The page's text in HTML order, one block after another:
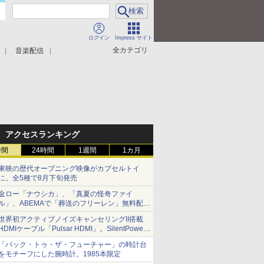
ログイン Impress サイト
全カテゴリ
音楽配信
アクセスランキング
24時間 1週間 1カ月
映の歴代オープニング映像がカプセルトイ
。全5種で8月下旬発売
ロー「ナウシカ」、「真夏の怪奇ファイ
」、ABEMAで「葬送のフリーレン」無料配信
ど。夏の特番・配信情報
界初アクティブノイズキャンセリングII搭載
ケーブル「Pulsar HDMI」。SilentPower
ら
バック・トゥ・ザ・フューチャー」の時計台
モチーフにした腕時計。1985本限定